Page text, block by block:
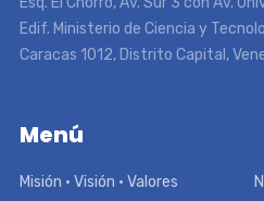
Edif. Ministerio de Ciencia y
Caracas 1012, Distrito Capital,
Menú
Misión • Visión • Valores